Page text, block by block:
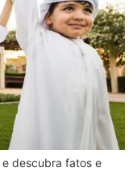
descubra fatos e